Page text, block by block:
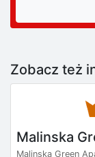
Zobacz też
Malinska
Malinska Green